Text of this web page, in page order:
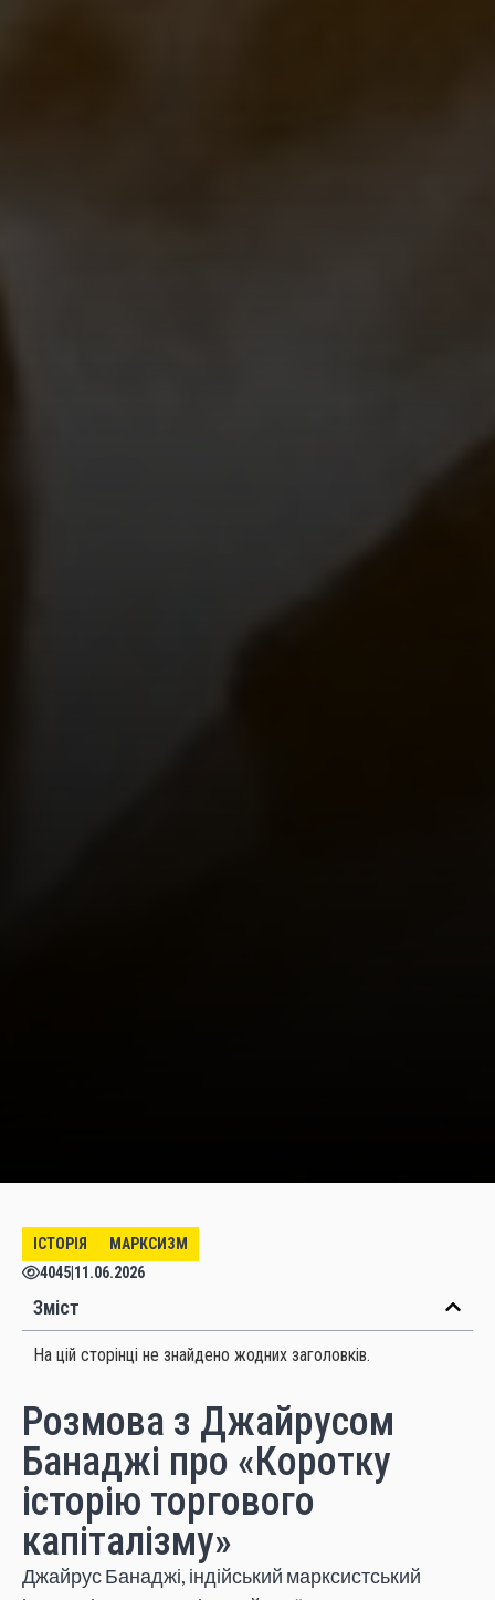
ІСТОРІЯ
МАРКСИЗМ
4045 11.06.2026
Зміст
На цій сторінці не знайдено жодних заголовків.
Розмова з Джайрусом
Банаджі про «Коротку
історію торгового
капіталізму»
Джайрус Банаджі, індійський марксистський